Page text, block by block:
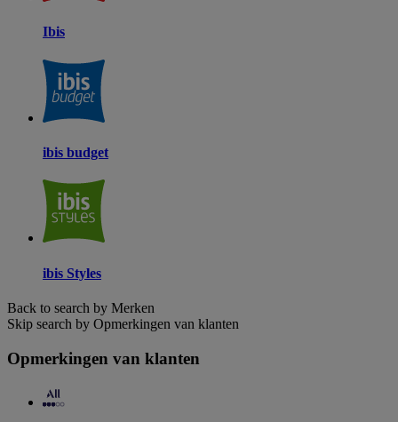
Ibis
ibis budget
ibis Styles
Back to search by Merken
Skip search by Opmerkingen van klanten
Opmerkingen van klanten